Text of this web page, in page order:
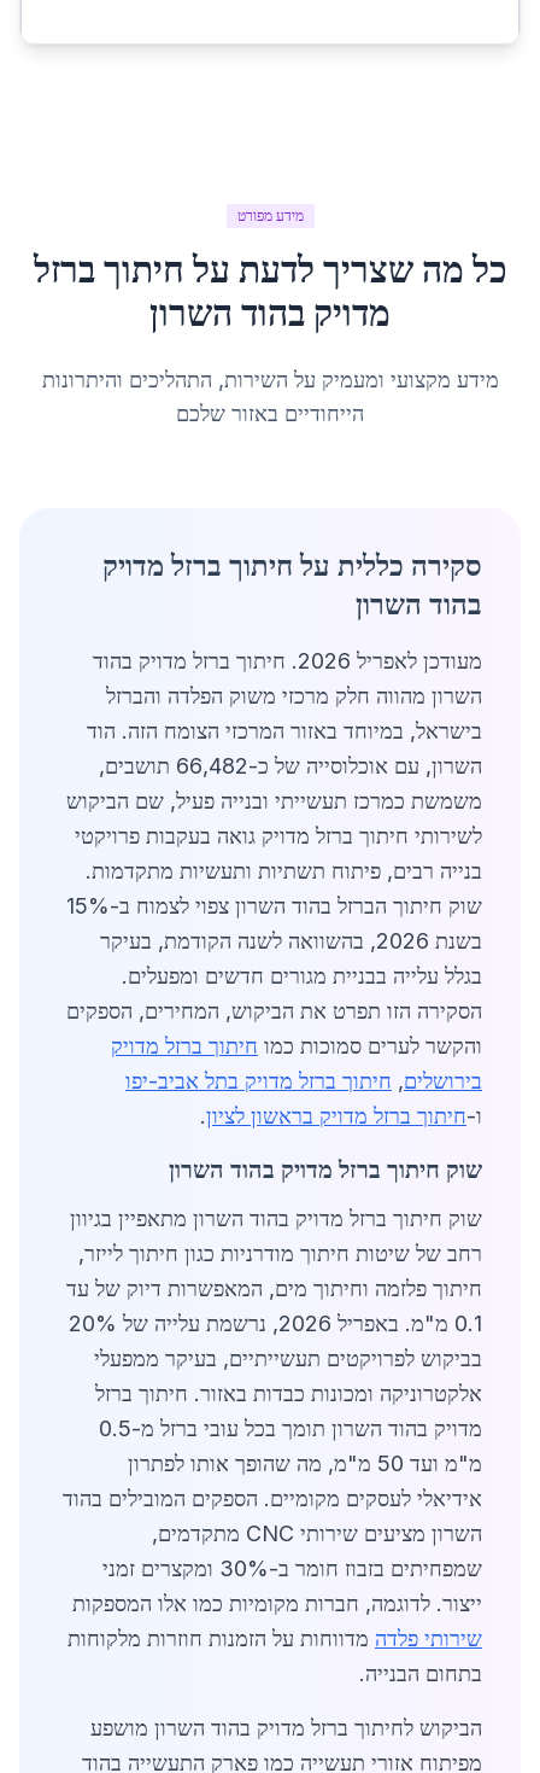
מידע מפורט
כל מה שצריך לדעת על חיתוך ברזל
מדויק בהוד השרון
מידע מקצועי ומעמיק על השירות, התהליכים והיתרונות
הייחודיים באזור שלכם
סקירה כללית על חיתוך ברזל מדויק
בהוד השרון
מעודכן לאפריל 2026. חיתוך ברזל מדויק בהוד
השרון מהווה חלק מרכזי משוק הפלדה והברזל
בישראל, במיוחד באזור המרכזי הצומח הזה. הוד
השרון, עם אוכלוסייה של כ-66,482 תושבים,
משמשת כמרכז תעשייתי ובנייה פעיל, שם הביקוש
לשירותי חיתוך ברזל מדויק גואה בעקבות פרויקטי
בנייה רבים, פיתוח תשתיות ותעשיות מתקדמות.
שוק חיתוך הברזל בהוד השרון צפוי לצמוח ב-15%
בשנת 2026, בהשוואה לשנה הקודמת, בעיקר
בגלל עלייה בבניית מגורים חדשים ומפעלים.
הסקירה הזו תפרט את הביקוש, המחירים, הספקים
והקשר לערים סמוכות כמו חיתוך ברזל מדויק
בירושלים, חיתוך ברזל מדויק בתל אביב-יפו
ו-חיתוך ברזל מדויק בראשון לציון.
שוק חיתוך ברזל מדויק בהוד השרון
שוק חיתוך ברזל מדויק בהוד השרון מתאפיין בגיוון
רחב של שיטות חיתוך מודרניות כגון חיתוך לייזר,
חיתוך פלזמה וחיתוך מים, המאפשרות דיוק של עד
0.1 מ"מ. באפריל 2026, נרשמת עלייה של 20%
בביקוש לפרויקטים תעשייתיים, בעיקר ממפעלי
אלקטרוניקה ומכונות כבדות באזור. חיתוך ברזל
מדויק בהוד השרון תומך בכל עובי ברזל מ-0.5
מ"מ ועד 50 מ"מ, מה שהופך אותו לפתרון
אידיאלי לעסקים מקומיים. הספקים המובילים בהוד
השרון מציעים שירותי CNC מתקדמים,
שמפחיתים בזבוז חומר ב-30% ומקצרים זמני
ייצור. לדוגמה, חברות מקומיות כמו אלו המספקות
שירותי פלדה מדווחות על הזמנות חוזרות מלקוחות
בתחום הבנייה.
הביקוש לחיתוך ברזל מדויק בהוד השרון מושפע
מפיתוח אזורי תעשייה כמו פארק התעשייה בהוד